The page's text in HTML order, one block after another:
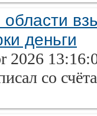
деньги
2026
со